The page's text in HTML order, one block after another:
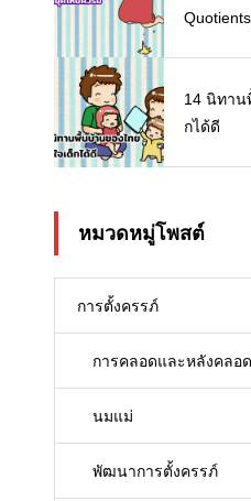
14 นิทาน
กได้ดี
หมวดหมู่โพสต์
การตั้งครรภ์
การคลอดและหลังคลอด
นมแม่
พัฒนาการตั้งครรภ์